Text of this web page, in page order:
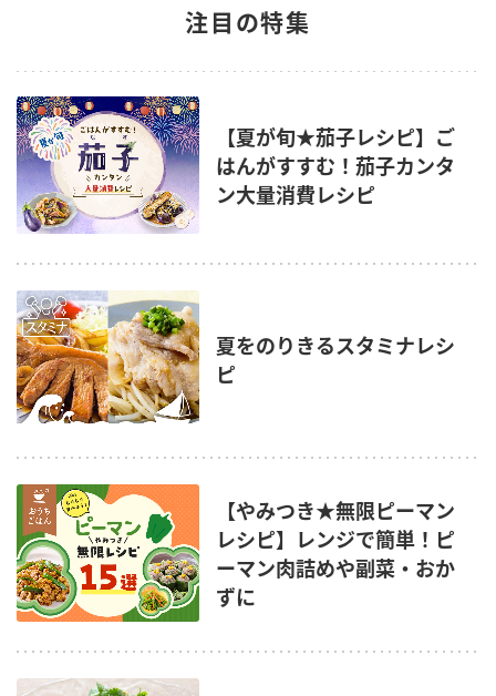
注目の特集
【夏が旬★茄子レシピ】ご
はんがすすむ！茄子カンタ
ン大量消費レシピ
夏をのりきるスタミナレシ
ピ
【やみつき★無限ピーマン
レシピ】レンジで簡単！ピ
ーマン肉詰めや副菜・おか
ずに